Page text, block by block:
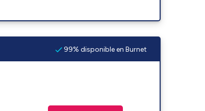
99% disponible en Burnet